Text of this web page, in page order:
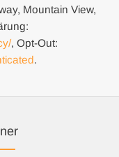
Mountain View,
, Opt-Out:
.